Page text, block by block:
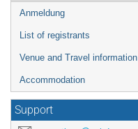
Anmeldung
List of registrants
Venue and Travel information
Accommodation
Support